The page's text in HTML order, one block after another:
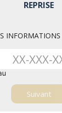
REPRISE